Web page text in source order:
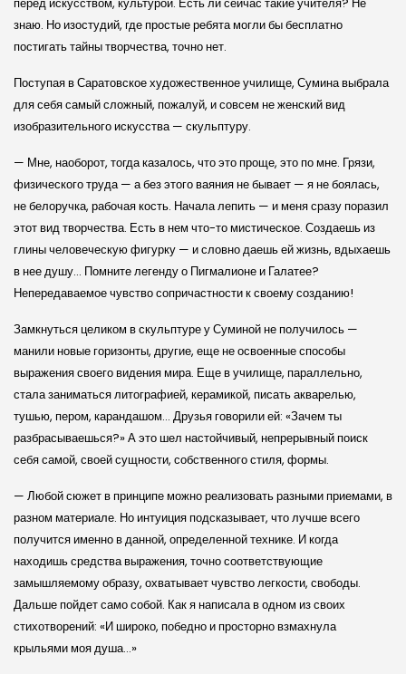
знаю. Но изостудий, где простые ребята могли бы бесплатно
постигать тайны творчества, точно нет.
Поступая в Саратовское художественное училище, Сумина выбрала
для себя самый сложный, пожалуй, и совсем не женский вид
изобразительного искусства — скульптуру.
— Мне, наоборот, тогда казалось, что это проще, это по мне. Грязи,
физиче­ского труда — а без этого ваяния не бывает — я не боялась,
не белоручка, рабочая кость. Начала лепить — и меня сразу поразил
этот вид творчества. Есть в нем что-то мистическое. Создаешь из
глины человеческую фигурку — и словно даешь ей жизнь, вдыхаешь
в нее душу… Помните легенду о Пигмалионе и Галатее?
Непередаваемое чувство сопричастности к своему созданию!
Замкнуться целиком в скульптуре у Суминой не получилось —
манили новые горизонты, другие, еще не освоенные способы
выражения своего видения мира. Еще в училище, параллельно,
стала заниматься литографией, керамикой, писать акварелью,
тушью, пером, карандашом… Друзья говорили ей: «Зачем ты
разбрасываешься?» А это шел настойчивый, непрерывный поиск
себя самой, своей сущности, собственного стиля, формы.
— Любой сюжет в принципе можно реализовать разными приемами, в
разном материале. Но интуиция подсказывает, что лучше всего
получится именно в данной, определенной технике. И когда
находишь средства выражения, точно соответствующие
замышляемому образу, охватывает чувство легкости, свободы.
Дальше пойдет само собой. Как я написала в одном из своих
стихотворений: «И широко, победно и просторно взмахнула
крыльями моя душа…»